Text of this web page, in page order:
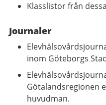
Klasslistor från
Journaler
inom Göteborgs
Götalandsregionen
huvudman.